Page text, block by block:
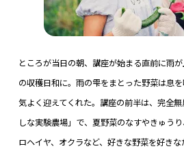
ところが当日の朝、講座が始まる直前に雨
の収穫日和に。雨の雫をまとった野菜は息
気よく迎えてくれた。講座の前半は、完全
しな実験農場」で、夏野菜のなすやきゅう
ロヘイヤ、オクラなど、好きな野菜を好きな